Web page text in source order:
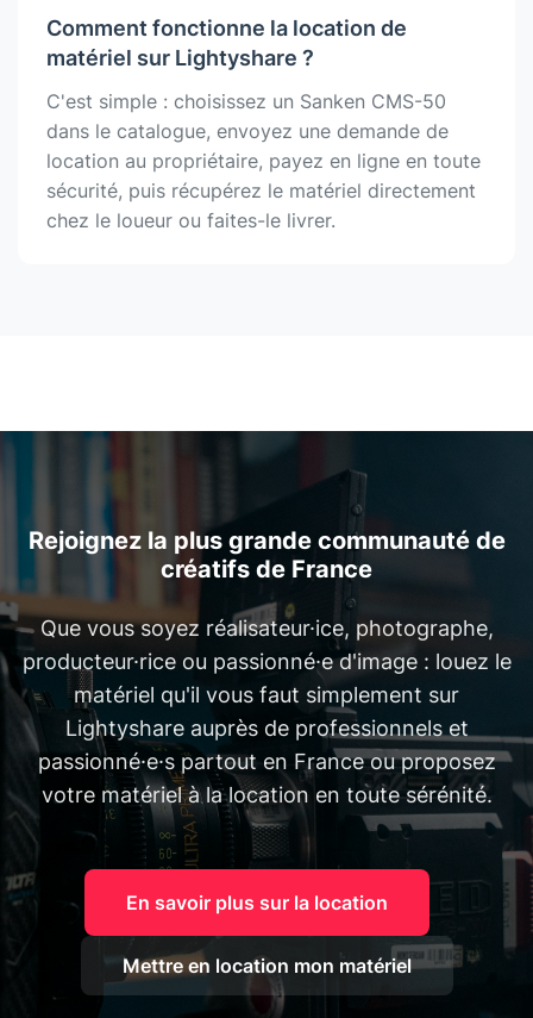
Comment fonctionne la location de
matériel sur Lightyshare ?
C'est simple : choisissez un Sanken CMS-50
dans le catalogue, envoyez une demande de
location au propriétaire, payez en ligne en toute
sécurité, puis récupérez le matériel directement
chez le loueur ou faites-le livrer.
Rejoignez la plus grande communauté de
créatifs de France
Que vous soyez réalisateur·ice, photographe,
producteur·rice ou passionné·e d'image : louez le
matériel qu'il vous faut simplement sur
Lightyshare auprès de professionnels et
passionné·e·s partout en France ou proposez
votre matériel à la location en toute sérénité.
En savoir plus sur la location
Mettre en location mon matériel